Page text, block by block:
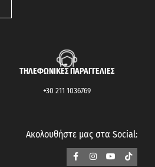
ΤΗΛΕΦΩΝΙΚΕΣ ΠΑΡΑΓΓΕΛΙΕΣ
+30 211 1036769
Ακολουθήστε μας στα Social: